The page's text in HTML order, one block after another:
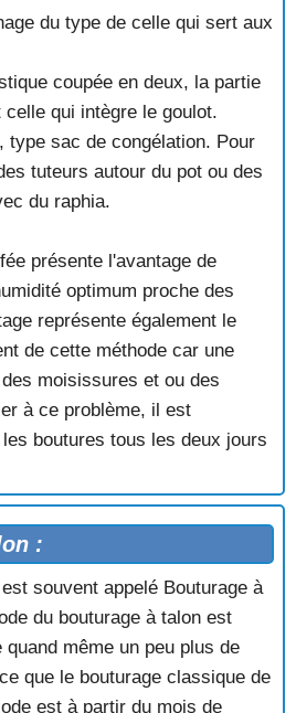
du type de celle qui sert aux
coupée en deux, la partie
qui intègre le goulot.
type sac de congélation. Pour
tuteurs autour du pot ou des
du raphia.
présente l'avantage de
optimum proche des
représente également le
de cette méthode car une
moisissures et ou des
à ce problème, il est
boutures tous les deux jours
:
souvent appelé Bouturage à
du bouturage à talon est
même un peu plus de
que le bouturage classique de
est à partir du mois de